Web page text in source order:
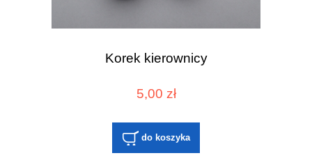
Korek kierownicy
5,00 zł
do koszyka